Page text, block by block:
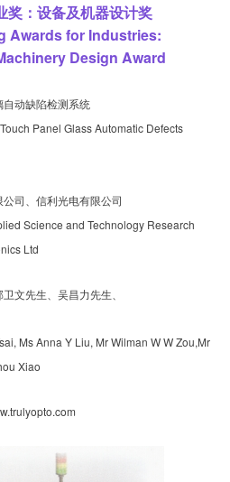
奖：设备及机器设计奖
Awards for Industries:
Design Award
动缺陷检测系统
司、信利光电有限公司
Ltd
文先生、吴昌力先生、
Ms Anna Y Liu, Mr Wilman W W Zou,Mr
Xiao